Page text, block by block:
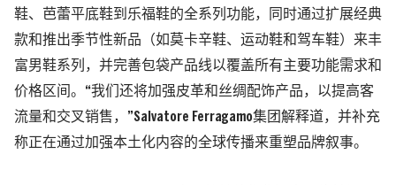
鞋、芭蕾平底鞋到乐福鞋的全系列功能，同时通过扩展经典
款和推出季节性新品（如莫卡辛鞋、运动鞋和驾车鞋）来丰
富男鞋系列，并完善包袋产品线以覆盖所有主要功能需求和
价格区间。“我们还将加强皮革和丝绸配饰产品，以提高客
流量和交叉销售，”Salvatore Ferragamo集团解释道，并补充
称正在通过加强本土化内容的全球传播来重塑品牌叙事。